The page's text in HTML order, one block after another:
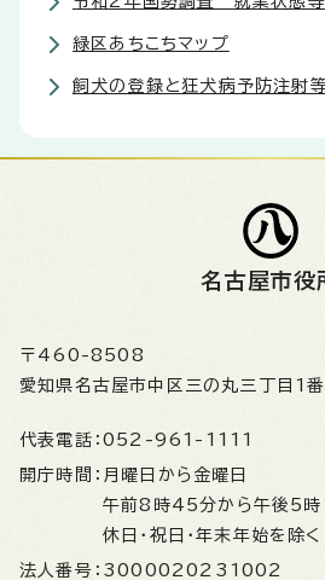
緑区あちこちマップ
飼犬の登録と狂犬病予防注射
名古屋市役
〒460-8508
愛知県名古屋市中区三の丸三丁目1
代表電話： 052-961-1111
開庁時間： 月曜日から金曜日
午前8時45分から午後5時
休日・祝日・年末年始を除く
法人番号： 3000020231002